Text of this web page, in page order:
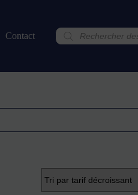
Contact
Recherche
de